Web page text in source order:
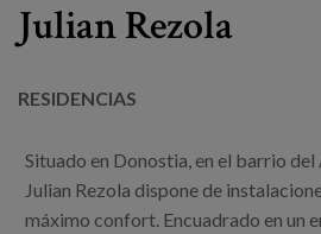
Servicios
Noticias
Julian Rezola
RESIDENCIAS
Situado en Donostia, en el barrio
Julian Rezola dispone de
máximo confort. Encuadrado en un